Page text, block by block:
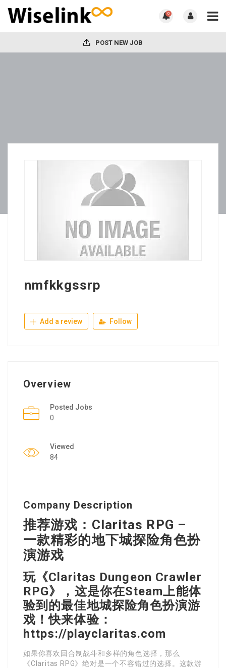
0
POST NEW JOB
nmfkkgssrp
Add a review Follow
Overview
Posted Jobs
0
Viewed
84
Company Description
推荐游戏：Claritas RPG –
一款精彩的地下城探险角色扮
演游戏
玩《Claritas Dungeon Crawler
RPG》，这是你在Steam上能体
验到的最佳地城探险角色扮演游
戏！快来体验：
https://playclaritas.com
如果你喜欢回合制战斗和多样的角色选择，那么
《Claritas RPG》绝对是一个不容错过的选择。这款游